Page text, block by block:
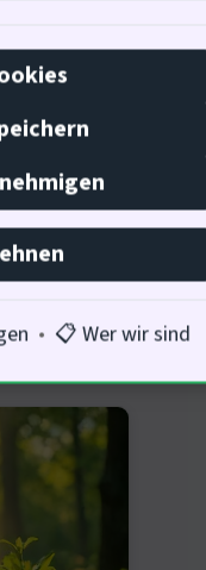
Welche
auf
• 📋 Wer wir sind